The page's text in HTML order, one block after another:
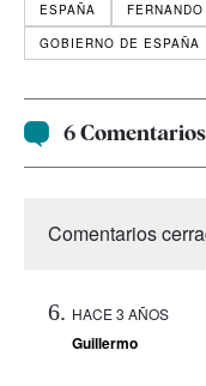
ESPAÑA
GOBIERNO DE ESPAÑA
6 Comentarios
Comentarios
HACE 3 AÑOS
Guillermo